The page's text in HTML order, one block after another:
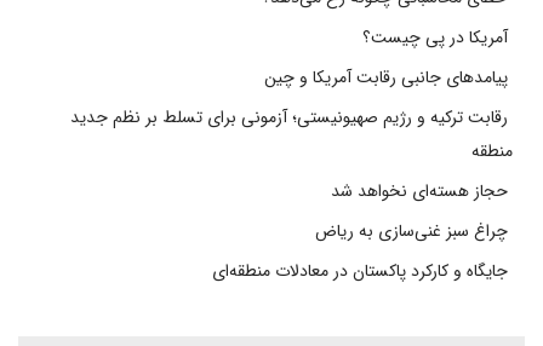
آمریکا در پی چیست؟
پیامدهای جانبی رقابت آمریکا و چین
رقابت ترکیه و رژیم صهیونیستی؛ آزمونی برای تسلط بر نظم جدید
منطقه
حجاز هسته‌ای نخواهد شد
چراغ سبز غنی‌سازی به ریاض
جایگاه و کارکرد پاکستان در معادلات منطقه‌ای